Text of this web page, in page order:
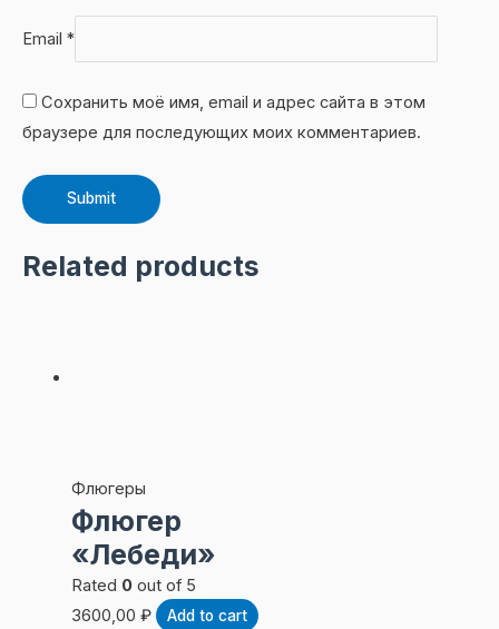
Email *
Сохранить моё имя, email и адрес сайта в этом
браузере для последующих моих комментариев.
Related products
Флюгеры
Флюгер
«Лебеди»
Rated 0out of 5
3600,00 ₽ Add to cart